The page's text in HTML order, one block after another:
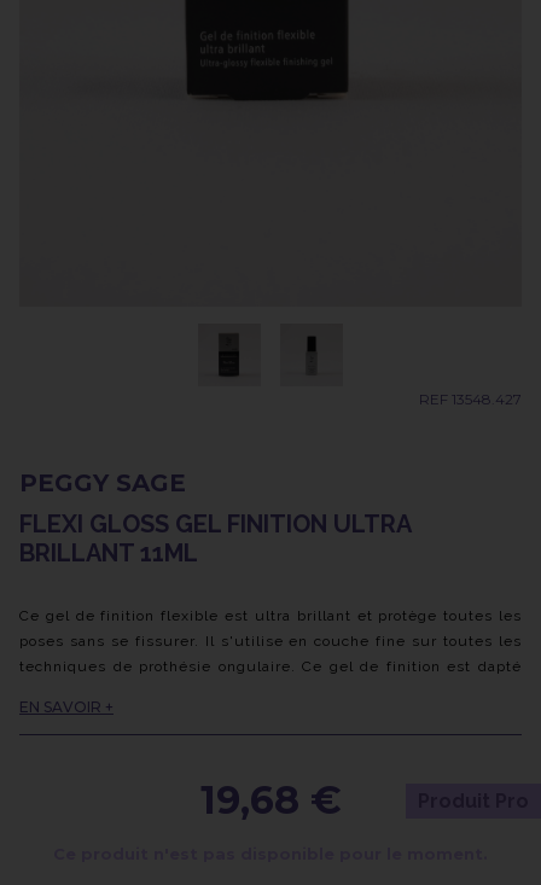
REF 13548.427
PEGGY SAGE
FLEXI GLOSS GEL FINITION ULTRA
BRILLANT 11ML
Ce gel de finition flexible est ultra brillant et protège toutes les
poses sans se fissurer. Il s'utilise en couche fine sur toutes les
techniques de prothésie ongulaire. Ce gel de finition est dapté
moyenne et il ne possède pas de résidu collant une fois
appliqué et catalysé, il n'a donc pas besoin d'être dégraissé.
EN SAVOIR +
19,68 €